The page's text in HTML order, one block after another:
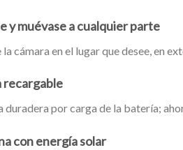
y muévase a cualquier parte
cámara en el lugar que desee, en
recargable
duradera por carga de la batería;
con energía solar